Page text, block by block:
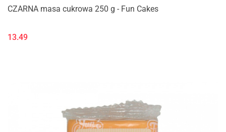
CZARNA masa cukrowa 250 g - Fun Cakes
13.49